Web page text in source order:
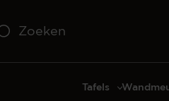
Zoeken
Tafels